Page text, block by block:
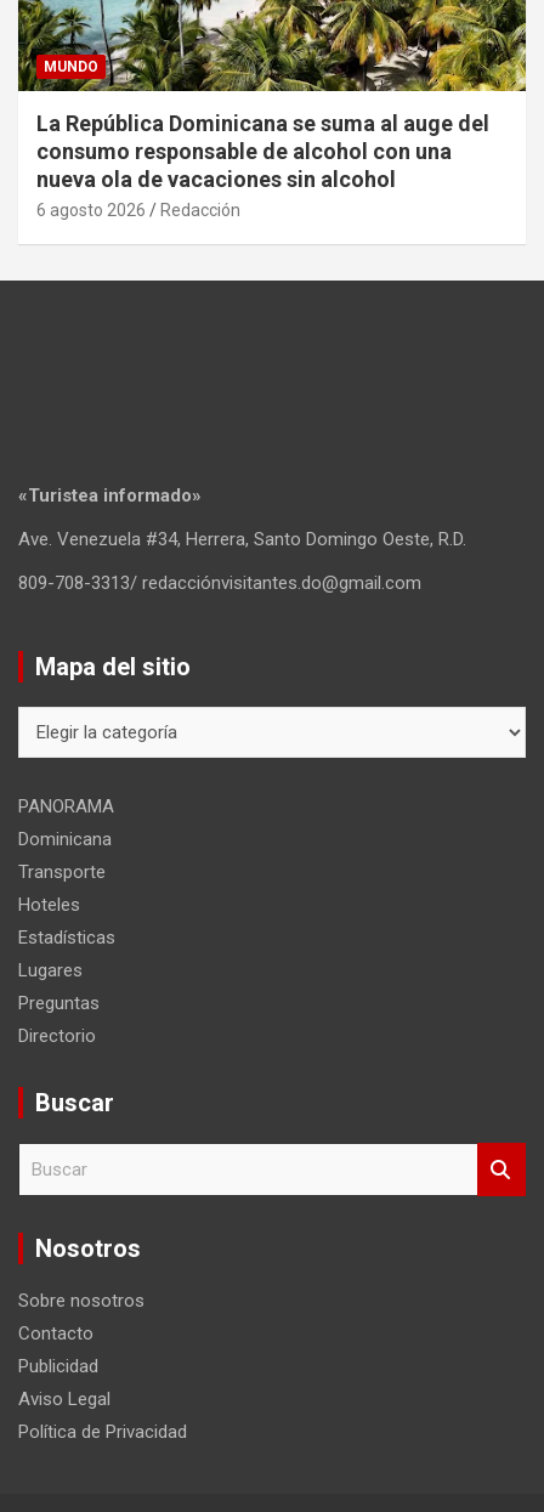
MUNDO
La República Dominicana se suma al auge del
consumo responsable de alcohol con una
nueva ola de vacaciones sin alcohol
6 agosto 2026 Redacción
«Turistea informado»
Ave. Venezuela #34, Herrera, Santo Domingo Oeste, R.D.
809-708-3313/ redacciónvisitantes.do@gmail.com
Mapa del sitio
del
PANORAMA
Dominicana
Transporte
Hoteles
Estadísticas
Lugares
Preguntas
Directorio
Buscar
c
Nosotros
Sobre nosotros
Contacto
Publicidad
Aviso Legal
Política de Privacidad